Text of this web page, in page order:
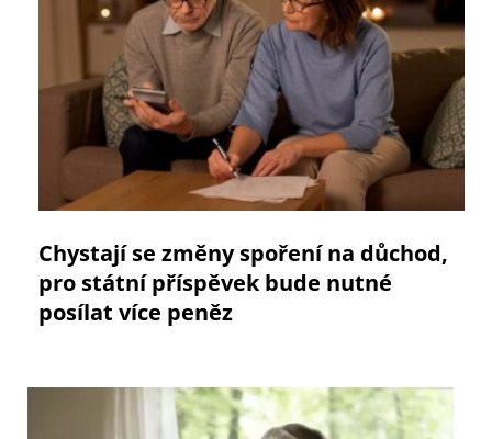
Chystají se změny spoření na důchod,
pro státní příspěvek bude nutné
posílat více peněz